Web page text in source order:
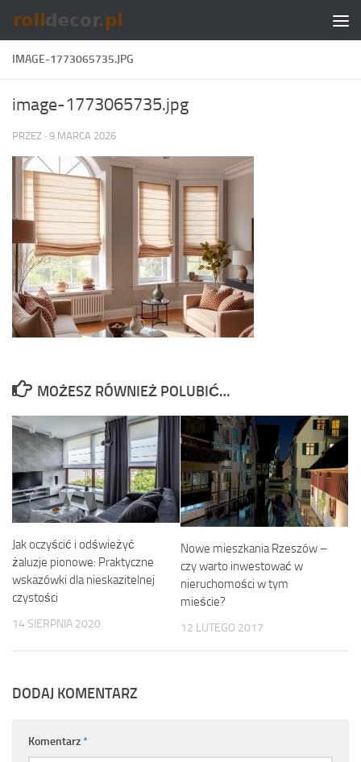
Skip to content
IMAGE-1773065735.JPG
image-1773065735.jpg
PRZEZ · 9 MARCA 2026
MOŻESZ RÓWNIEŻ POLUBIĆ…
Jak oczyścić i odświeżyć
żaluzje pionowe: Praktyczne
wskazówki dla nieskazitelnej
czystości
14 SIERPNIA 2020
Nowe mieszkania Rzeszów –
czy warto inwestować w
nieruchomości w tym
mieście?
12 LUTEGO 2017
DODAJ KOMENTARZ
Komentarz*